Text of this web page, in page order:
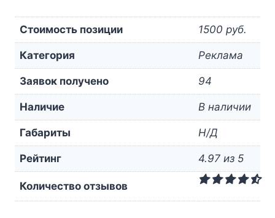
Стоимость позиции 1500 руб.
Категория Реклама
Заявок получено 94
Наличие В наличии
Габариты Н/Д
Рейтинг 4.97 из 5
Количество отзывов